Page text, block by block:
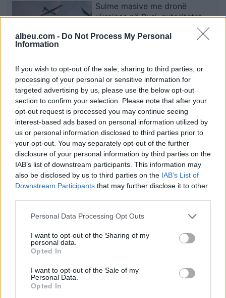
albeu.com - Do Not Process My Personal
Information
If you wish to opt-out of the sale, sharing to third parties, or
processing of your personal or sensitive information for
targeted advertising by us, please use the below opt-out
section to confirm your selection. Please note that after your
opt-out request is processed you may continue seeing
interest-based ads based on personal information utilized by
us or personal information disclosed to third parties prior to
your opt-out. You may separately opt-out of the further
disclosure of your personal information by third parties on the
IAB’s list of downstream participants. This information may
also be disclosed by us to third parties on the IAB’s List of
Downstream Participants that may further disclose it to other
Personal Data Processing Opt Outs
I want to opt-out of the Sharing of my
personal data.
Opted In
I want to opt-out of the Sale of my
Personal Data.
Opted In
Sulme masive me dronë
ukrainas në Rusi, autoritetet
ruse njoftojnë për 456 mjete të
rrëzuara dhe dy viktima
Kushtet e Iranit për rihapjen e
Hormuzit çojnë lart çmimet e
naftës